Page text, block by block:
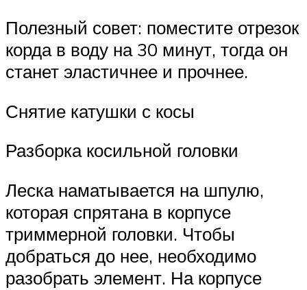
Полезный совет: поместите отрезок
корда в воду на 30 минут, тогда он
станет эластичнее и прочнее.
Снятие катушки с косы
Разборка косильной головки
Леска наматывается на шпулю,
которая спрятана в корпусе
триммерной головки. Чтобы
добраться до нее, необходимо
разобрать элемент. На корпусе